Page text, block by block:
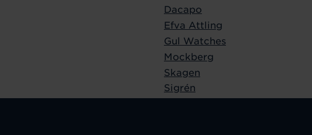
Dacapo
Efva Attling
Gul Watches
Mockberg
Skagen
Sigrén